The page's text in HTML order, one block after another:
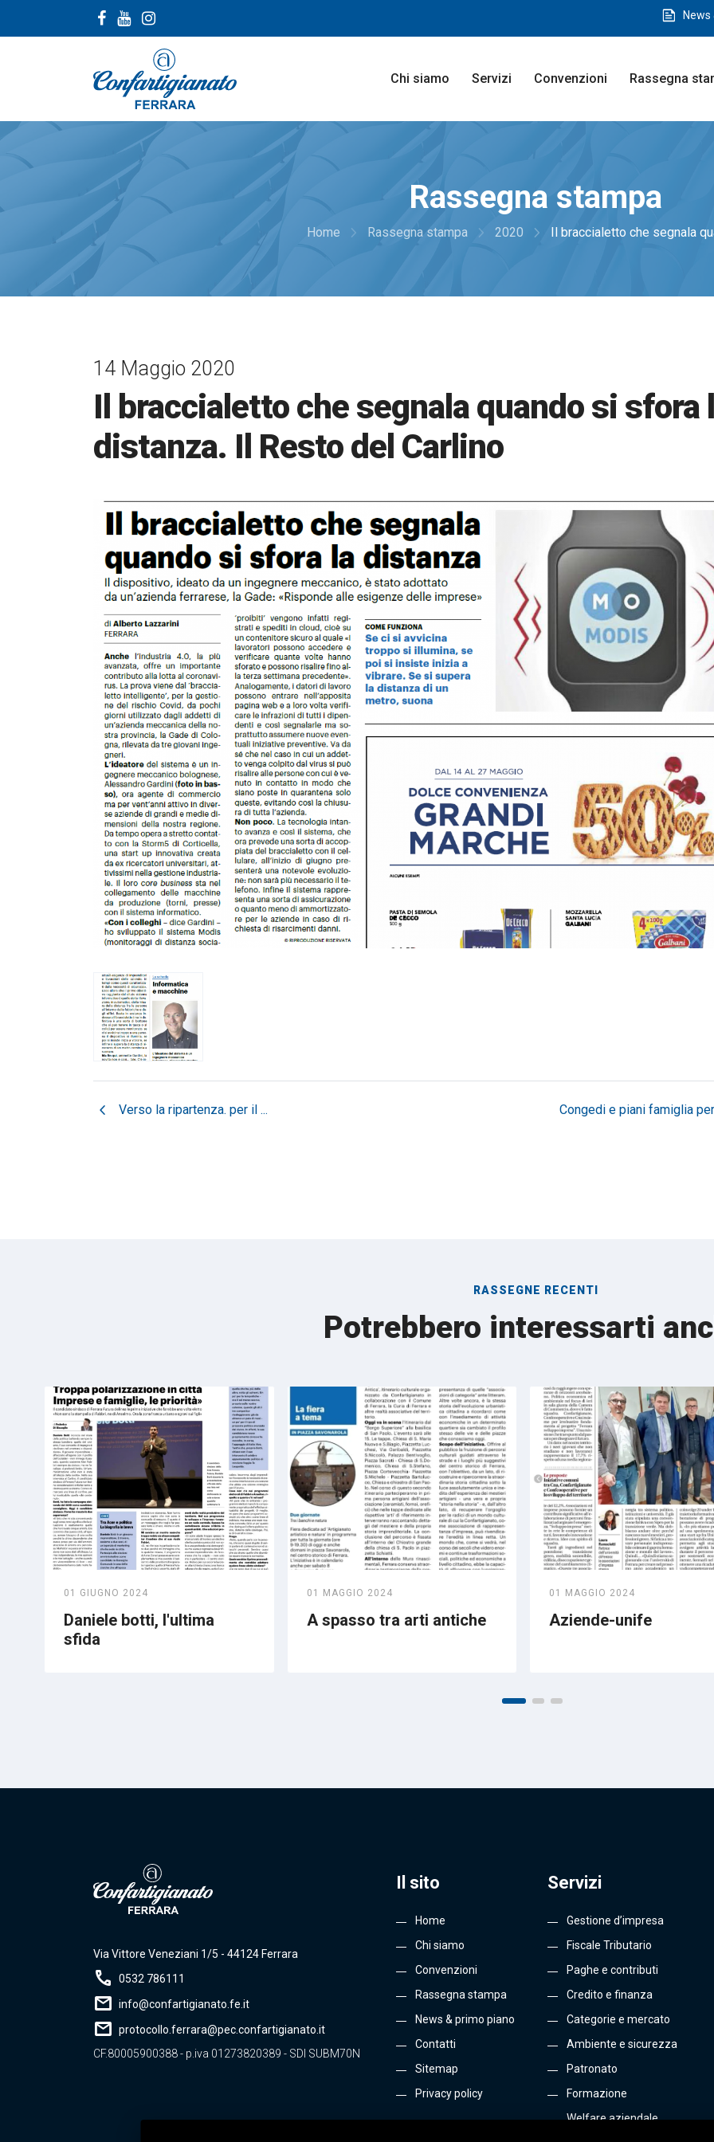
feed
Chi siamo Servizi Convenzioni Rassegna
Rassegna stampa
Home navigate_next Rassegna stampa navigate_next 2020 navigate_next Il braccialetto che segnala
14 Maggio 2020
Il braccialetto che segnala quando si sfora
distanza. Il Resto del Carlino
chevron_left Verso la ripartenza. per il ... Congedi e piani famiglia per
RASSEGNE RECENTI
Potrebbero interessarti
01 GIUGNO 2024
Daniele botti, l'ultima
sfida
01 MAGGIO 2024
A spasso tra arti antiche
01 MAGGIO 2024
Aziende-unife
Via Vittore Veneziani 1/5 - 44124 Ferrara
call 0532 786111
mail info@confartigianato.fe.it
mail protocollo.ferrara@pec.confartigianato.it
CF.80005900388 - p.iva 01273820389 - SDI SUBM70N
Il sito
Home
Chi siamo
Convenzioni
Rassegna stampa
News & primo piano
Contatti
Sitemap
Privacy policy
Servizi
Gestione d’impresa
Fiscale Tributario
Paghe e contributi
Credito e finanza
Categorie e mercato
Ambiente e sicurezza
Patronato
Formazione
Welfare aziendale